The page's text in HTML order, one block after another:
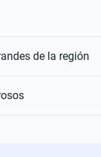
de la región